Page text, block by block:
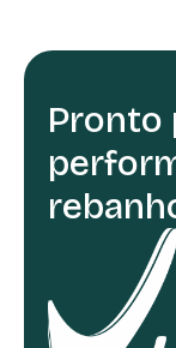
Pronto